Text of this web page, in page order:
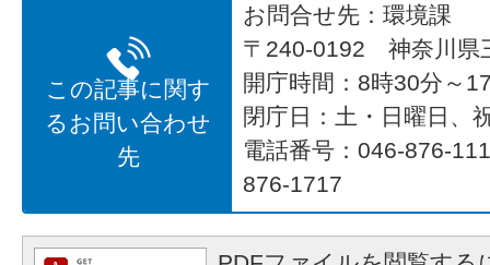
この記事に関す
るお問い合わせ
先
お問合せ先：環境課
〒240-0192 神奈川県
開庁時間：8時30分～
閉庁日：土・日曜日、
電話番号：046-876-
876-1717